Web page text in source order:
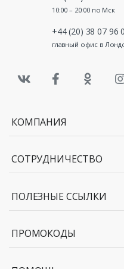
10:00 – 20:00 по Мск
+44 (20) 38 07 96
главный офис в
КОМПАНИЯ
СОТРУДНИЧЕСТВО
ПОЛЕЗНЫЕ ССЫЛКИ
ПРОМОКОДЫ